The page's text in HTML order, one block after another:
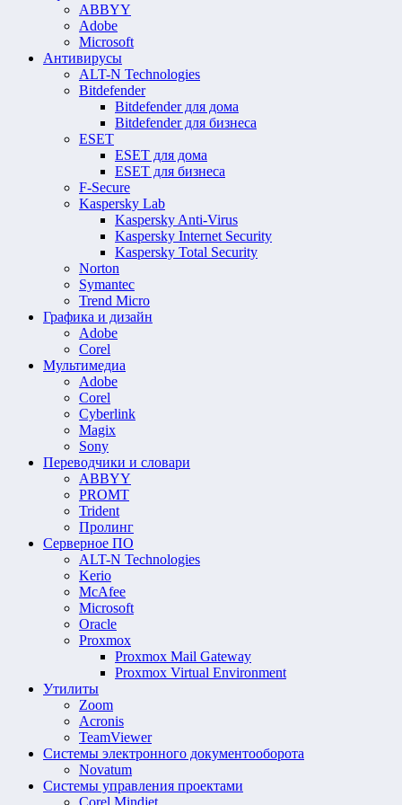
ABBYY
Adobe
Microsoft
Антивирусы
ALT-N Technologies
Bitdefender
Bitdefender для дома
Bitdefender для бизнеса
ESET
ESET для дома
ESET для бизнеса
F-Secure
Kaspersky Lab
Kaspersky Anti-Virus
Kaspersky Internet Security
Kaspersky Total Security
Norton
Symantec
Trend Micro
Графика и дизайн
Adobe
Corel
Мультимедиа
Adobe
Corel
Cyberlink
Magix
Sony
Переводчики и словари
ABBYY
PROMT
Trident
Пролинг
Серверное ПО
ALT-N Technologies
Kerio
McAfee
Microsoft
Oracle
Proxmox
Proxmox Mail Gateway
Proxmox Virtual Environment
Утилиты
Zoom
Acronis
TeamViewer
Системы электронного документооборота
Novatum
Системы управления проектами
Corel Mindjet